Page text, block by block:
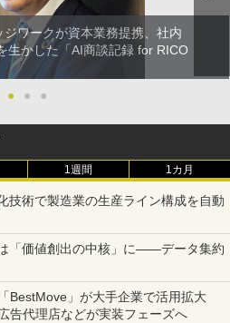
ジワークが資本業務提携、社内
生かした「AI商談記録 for RICO
●
● ●
1週間 1カ月
技術で製造業の生産ライン構成を自動
「価値創出の中核」に――データ集約
BestMove」が大手企業で活用拡大
告代理店などが実装フェーズへ